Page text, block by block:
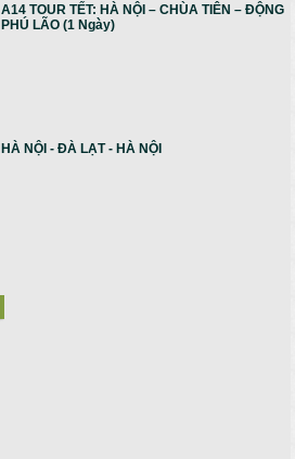
A14 TOUR TẾT: HÀ NỘI – CHÙA TIÊN – ĐỘNG
PHÚ LÃO (1 Ngày)
HÀ NỘI - ĐÀ LẠT - HÀ NỘI